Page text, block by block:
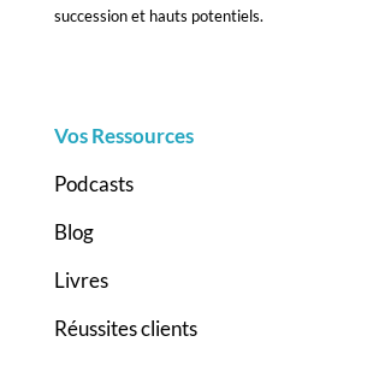
succession et hauts potentiels.
Vos Ressources
Podcasts
Blog
Livres
Réussites clients